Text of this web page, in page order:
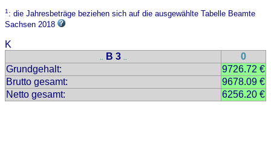
1: die Jahresbeträge beziehen sich auf die ausgewählte Tabelle Beamte
Sachsen 2018
K
.. B 3 ..
0
Grundgehalt:
9726.72 €
Brutto gesamt:
9678.09 €
Netto gesamt:
6256.20 €